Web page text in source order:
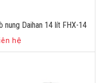
nung Daihan 14 lít FHX-14
hệ